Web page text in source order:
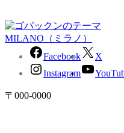
Facebook
X
Instagram
〒000-0000